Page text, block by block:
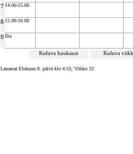
7 14.00-15.00
8 15.00-16.00
9 Ilta
Kuluva kuukausi Kuluva
Lauantai Elokuun 8. päivä klo 4:53, Viikko 32